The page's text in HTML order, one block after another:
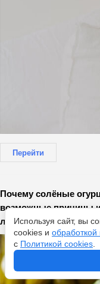
Перейти
Почему солёные
возможные причины
лайфхак
Используя сайт, вы
cookies и
с Политикой cookies